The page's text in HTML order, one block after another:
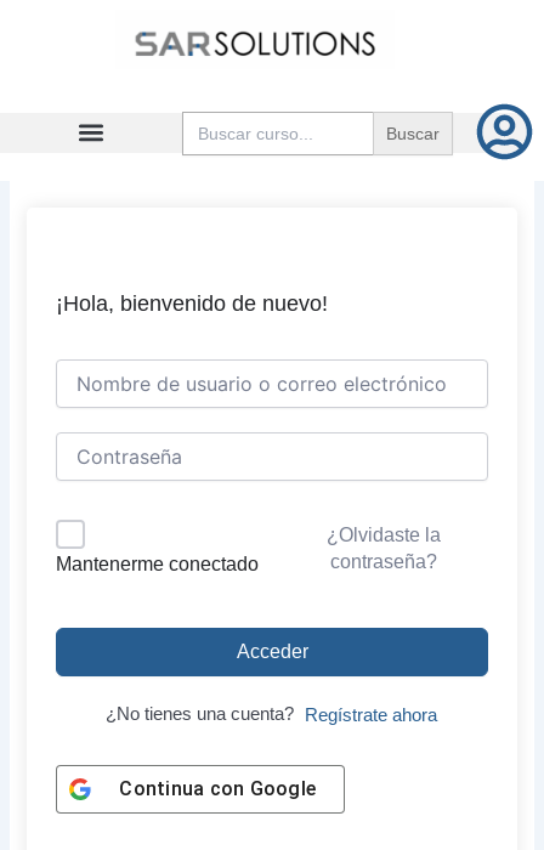
Buscar:
¡Hola, bienvenido de nuevo!
Mantenerme conectado
¿Olvidaste la
contraseña?
Acceder
¿No tienes una cuenta? Regístrate ahora
Continua con Google